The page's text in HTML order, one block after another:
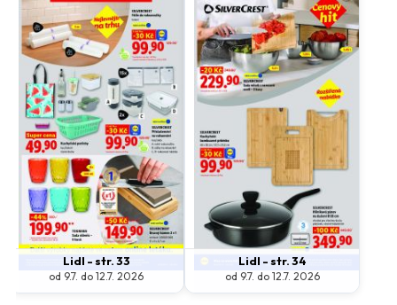
Lidl - str. 33
od 9.7. do 12.7. 2026
Lidl - str. 34
od 9.7. do 12.7. 2026